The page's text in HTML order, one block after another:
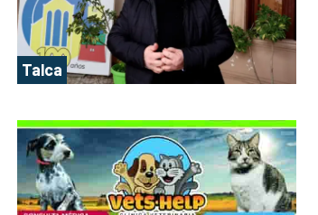
Talca